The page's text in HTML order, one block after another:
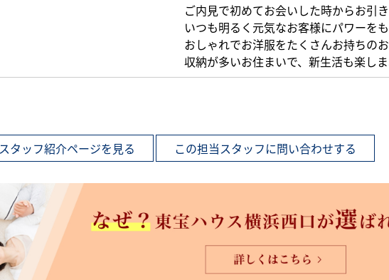
ご内見で初めてお会いした時からお引き
いつも明るく元気なお客様にパワーをも
おしゃれでお洋服をたくさんお持ちの
収納が多いお住まいで、新生活も楽し
スタッフ紹介ページを見る この担当スタッフに問い合わせする